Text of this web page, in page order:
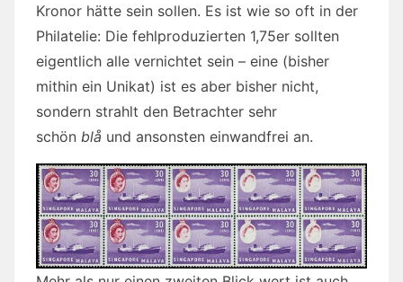
Kronor hätte sein sollen. Es ist wie so oft in der
Philatelie: Die fehlproduzierten 1,75er sollten
eigentlich alle vernichtet sein – eine (bisher
mithin ein Unikat) ist es aber bisher nicht,
sondern strahlt den Betrachter sehr
schön blå und ansonsten einwandfrei an.